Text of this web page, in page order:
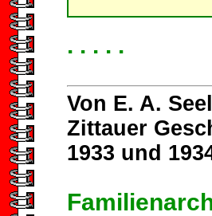
. . . . .
Von E. A.
Zittauer
1933 und